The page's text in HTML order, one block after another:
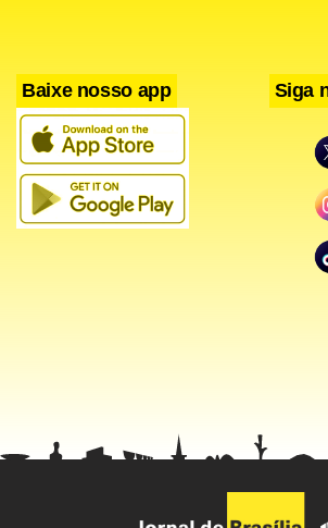
PCC
Quem também deixou de ser preso foi
Santos, o Ney Santos, candidato a
PSC. A Justiça paulista decretou a prisão
após ser preso por roubo, Ney Santos
patrimônio de R$ 50 milhões. Agora, ele
Baixe nosso app Siga